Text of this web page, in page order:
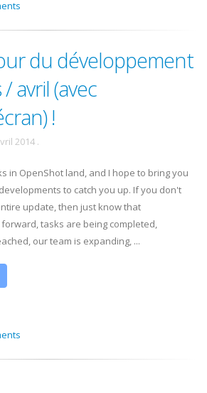
du développement
avril (avec
!
2014 .
in OpenShot land, and I hope to bring you
to catch you up. If you don't
update, then just know that
tasks are being completed,
our team is expanding, ...